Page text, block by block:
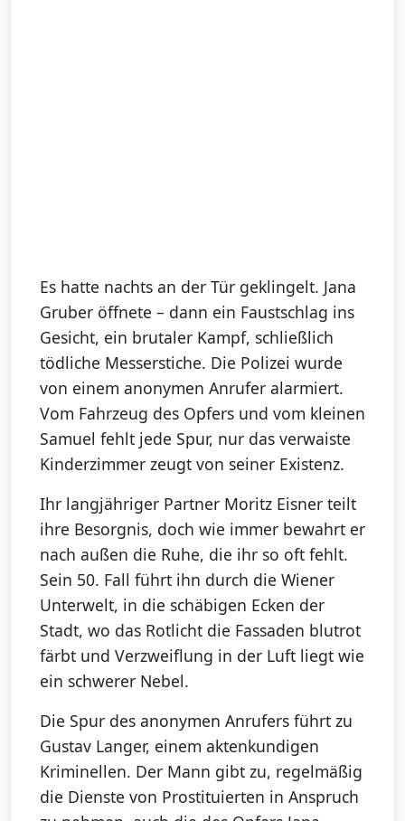
Es hatte nachts an der Tür geklingelt. Jana
Gruber öffnete – dann ein Faustschlag ins
Gesicht, ein brutaler Kampf, schließlich
tödliche Messerstiche. Die Polizei wurde
von einem anonymen Anrufer alarmiert.
Vom Fahrzeug des Opfers und vom kleinen
Samuel fehlt jede Spur, nur das verwaiste
Kinderzimmer zeugt von seiner Existenz.
Ihr langjähriger Partner Moritz Eisner teilt
ihre Besorgnis, doch wie immer bewahrt er
nach außen die Ruhe, die ihr so oft fehlt.
Sein 50. Fall führt ihn durch die Wiener
Unterwelt, in die schäbigen Ecken der
Stadt, wo das Rotlicht die Fassaden blutrot
färbt und Verzweiflung in der Luft liegt wie
ein schwerer Nebel.
Die Spur des anonymen Anrufers führt zu
Gustav Langer, einem aktenkundigen
Kriminellen. Der Mann gibt zu, regelmäßig
die Dienste von Prostituierten in Anspruch